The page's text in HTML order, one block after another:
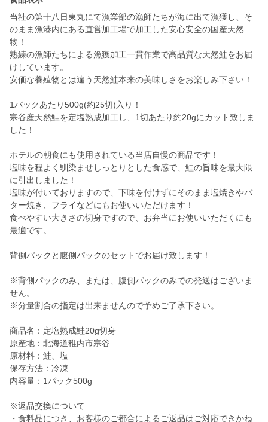
当社の第十八日東丸にて漁業部の漁師たちが海に出て漁獲し、そ
のまま漁港内にある直営加工場で加工した安心安全の国産天然
物！
熟練の漁師たちによる漁獲加工一貫作業で高品質な天然鮭をお届
けしています。
安価な養殖物とは違う天然鮭本来の美味しさをお楽しみ下さい！
​1パックあたり500g(約25切)入り！
宗谷産天然鮭を定塩熟成加工し、1切あたり約20gにカット致しま
した！
ホテルの朝食にも使用されている当店自慢の商品です！
塩味を程よく馴染ませしっとりとした食感で、鮭の旨味を最大限
に引出しました！
塩味が付いておりますので、下味を付けずにそのまま塩焼きやバ
ター焼き、フライなどにもお使いいただけます！
食べやすい大きさの切身ですので、お弁当にお使いいただくにも
最適です。
背側パックと腹側パックのセットでお届け致します！
※背側パックのみ、または、腹側パックのみでの発送はございま
せん。
※分量割合の指定は出来ませんので予めご了承下さい。
商品名：定塩熟成鮭20g切身
原産地：北海道稚内市宗谷
原材料：鮭、塩
保存方法：冷凍
内容量：1パック500g
※返品交換について
・食料品につき、お客様のご都合によるご返品はご対応できかね